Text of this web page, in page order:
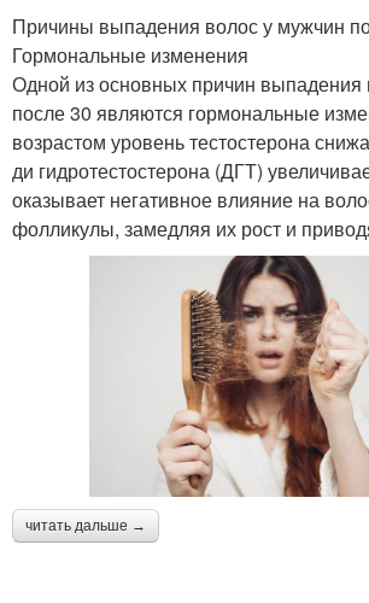
Причины выпадения волос у мужчин
Гормональные изменения
Одной из основных причин выпадения
после 30 являются гормональные
возрастом уровень тестостерона
ди гидротестостерона (ДГТ)
оказывает негативное влияние на
фолликулы, замедляя их рост и
читать дальше →